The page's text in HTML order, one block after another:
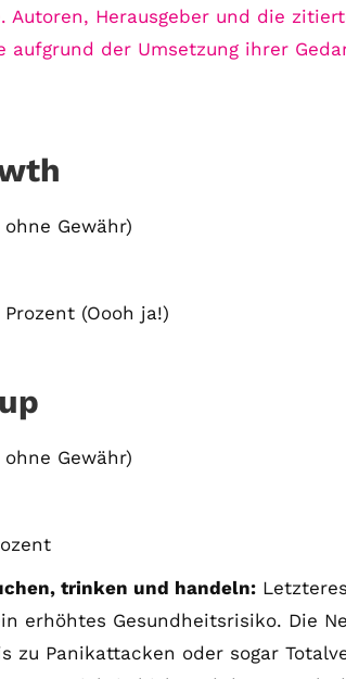
Autoren, Herausgeber und die
der Umsetzung ihrer
Gewähr)
Prozent (Oooh ja!)
Gewähr)
trinken und handeln:
erhöhtes Gesundheitsrisiko. Die
zu Panikattacken oder sogar